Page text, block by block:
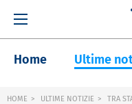
Home Ultime
HOME ULTIME NOTIZIE TRA